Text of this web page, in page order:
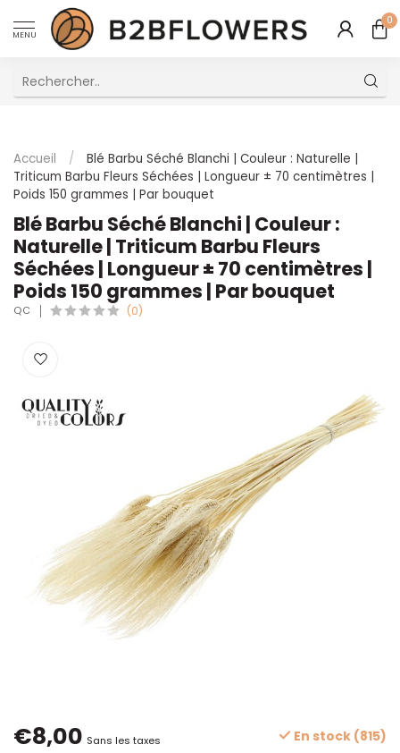
MENU
0
Accueil /
Blé Barbu Séché Blanchi | Couleur : Naturelle |
Triticum Barbu Fleurs Séchées | Longueur ± 70 centimètres |
Poids 150 grammes | Par bouquet
Blé Barbu Séché Blanchi | Couleur :
Naturelle | Triticum Barbu Fleurs
Séchées | Longueur ± 70 centimètres |
Poids 150 grammes | Par bouquet
QC (0)
€8,00 Sans les taxes En stock (815)